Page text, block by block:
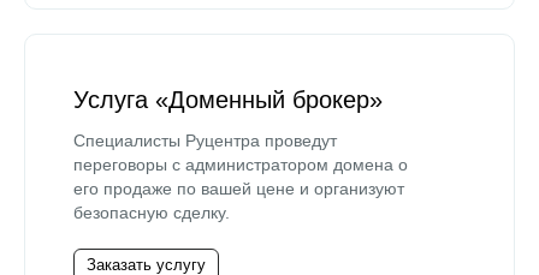
Услуга «Доменный брокер»
Специалисты Руцентра проведут
переговоры с администратором домена о
его продаже по вашей цене и организуют
безопасную сделку.
Заказать услугу